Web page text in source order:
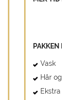
Vask
Hår